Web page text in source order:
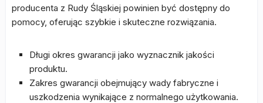
producenta z Rudy Śląskiej powinien być dostępny do
pomocy, oferując szybkie i skuteczne rozwiązania.
Długi okres gwarancji jako wyznacznik jakości
produktu.
Zakres gwarancji obejmujący wady fabryczne i
uszkodzenia wynikające z normalnego użytkowania.